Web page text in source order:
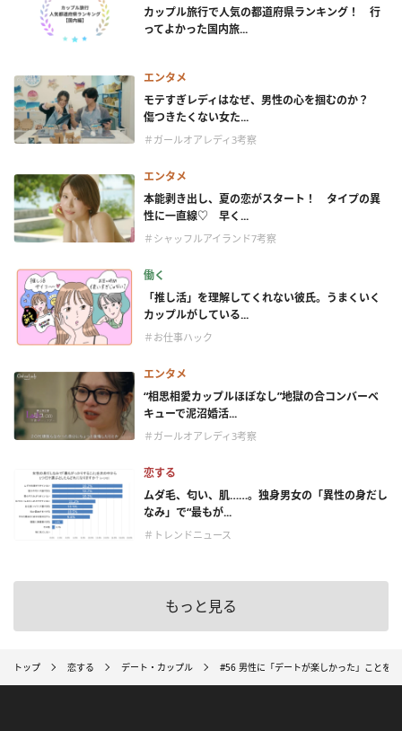
カップル旅行で人気の都道府県ランキング！ 行
ってよかった国内旅...
エンタメ
モテすぎレディはなぜ、男性の心を掴むのか？
傷つきたくない女た...
＃ガールオアレディ3考察
エンタメ
本能剥き出し、夏の恋がスタート！ タイプの異
性に一直線♡ 早く...
＃シャッフルアイランド7考察
働く
「推し活」を理解してくれない彼氏。うまくいく
カップルがしている...
＃お仕事ハック
エンタメ
“相思相愛カップルほぼなし”地獄の合コンバーベ
キューで泥沼婚活...
＃ガールオアレディ3考察
恋する
ムダ毛、匂い、肌……。独身男女の「異性の身だし
なみ」で“最もが...
＃トレンドニュース
もっと見る
トップ 恋する デート・カップル #56 男性に「デートが楽しかった」ことを